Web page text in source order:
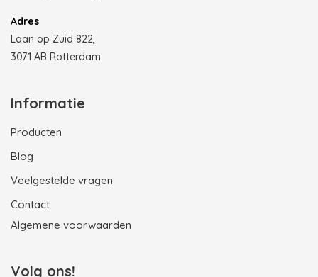
Adres
Laan op Zuid 822,
3071 AB Rotterdam
Informatie
Producten
Blog
Veelgestelde vragen
Contact
Algemene voorwaarden
Volg ons!